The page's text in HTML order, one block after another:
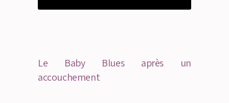
Le Baby Blues après un
accouchement